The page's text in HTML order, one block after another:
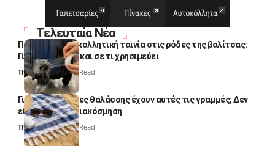
Τελευταία Νέα
Πολλοί βάζουν κολλητική ταινία στις ρόδες της βαλίτσας:
Γιατί το κάνουν και σε τι χρησιμεύει
Thali Ombre4 Min Read
Γιατί οι πετσέτες θαλάσσης έχουν αυτές τις γραμμές; Δεν
είναι μόνο για διακόσμηση
Thali Ombre5 Min Read